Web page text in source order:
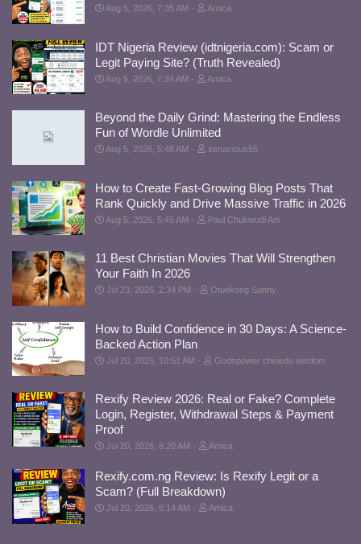
Aug 5, 2026, 7:35 AM Amica
IDT Nigeria Review (idtnigeria.com): Scam or
Legit Paying Site? (Truth Revealed)
Aug 5, 2026, 7:34 AM Amica
Beyond the Daily Grind: Mastering the Endless
Fun of Wordle Unlimited
Aug 5, 2026, 5:48 AM xenacious55
How to Create Fast-Growing Blog Posts That
Rank Quickly and Drive Massive Traffic in 2026
Aug 5, 2026, 5:45 AM Paul Chukwudi Ani
11 Best Christian Movies That Will Strengthen
Your Faith In 2026
Jul 23, 2026, 2:34 PM Otuekong Sunny
How to Build Confidence in 30 Days: A Science-
Backed Action Plan
Jul 20, 2026, 10:51 AM Godspower chinedu wisdom
Rexify Review 2026: Real or Fake? Complete
Login, Register, Withdrawal Steps & Payment
Proof
Jul 20, 2026, 6:20 AM Amica
Rexify.com.ng Review: Is Rexify Legit or a
Scam? (Full Breakdown)
Jul 20, 2026, 6:14 AM Amica